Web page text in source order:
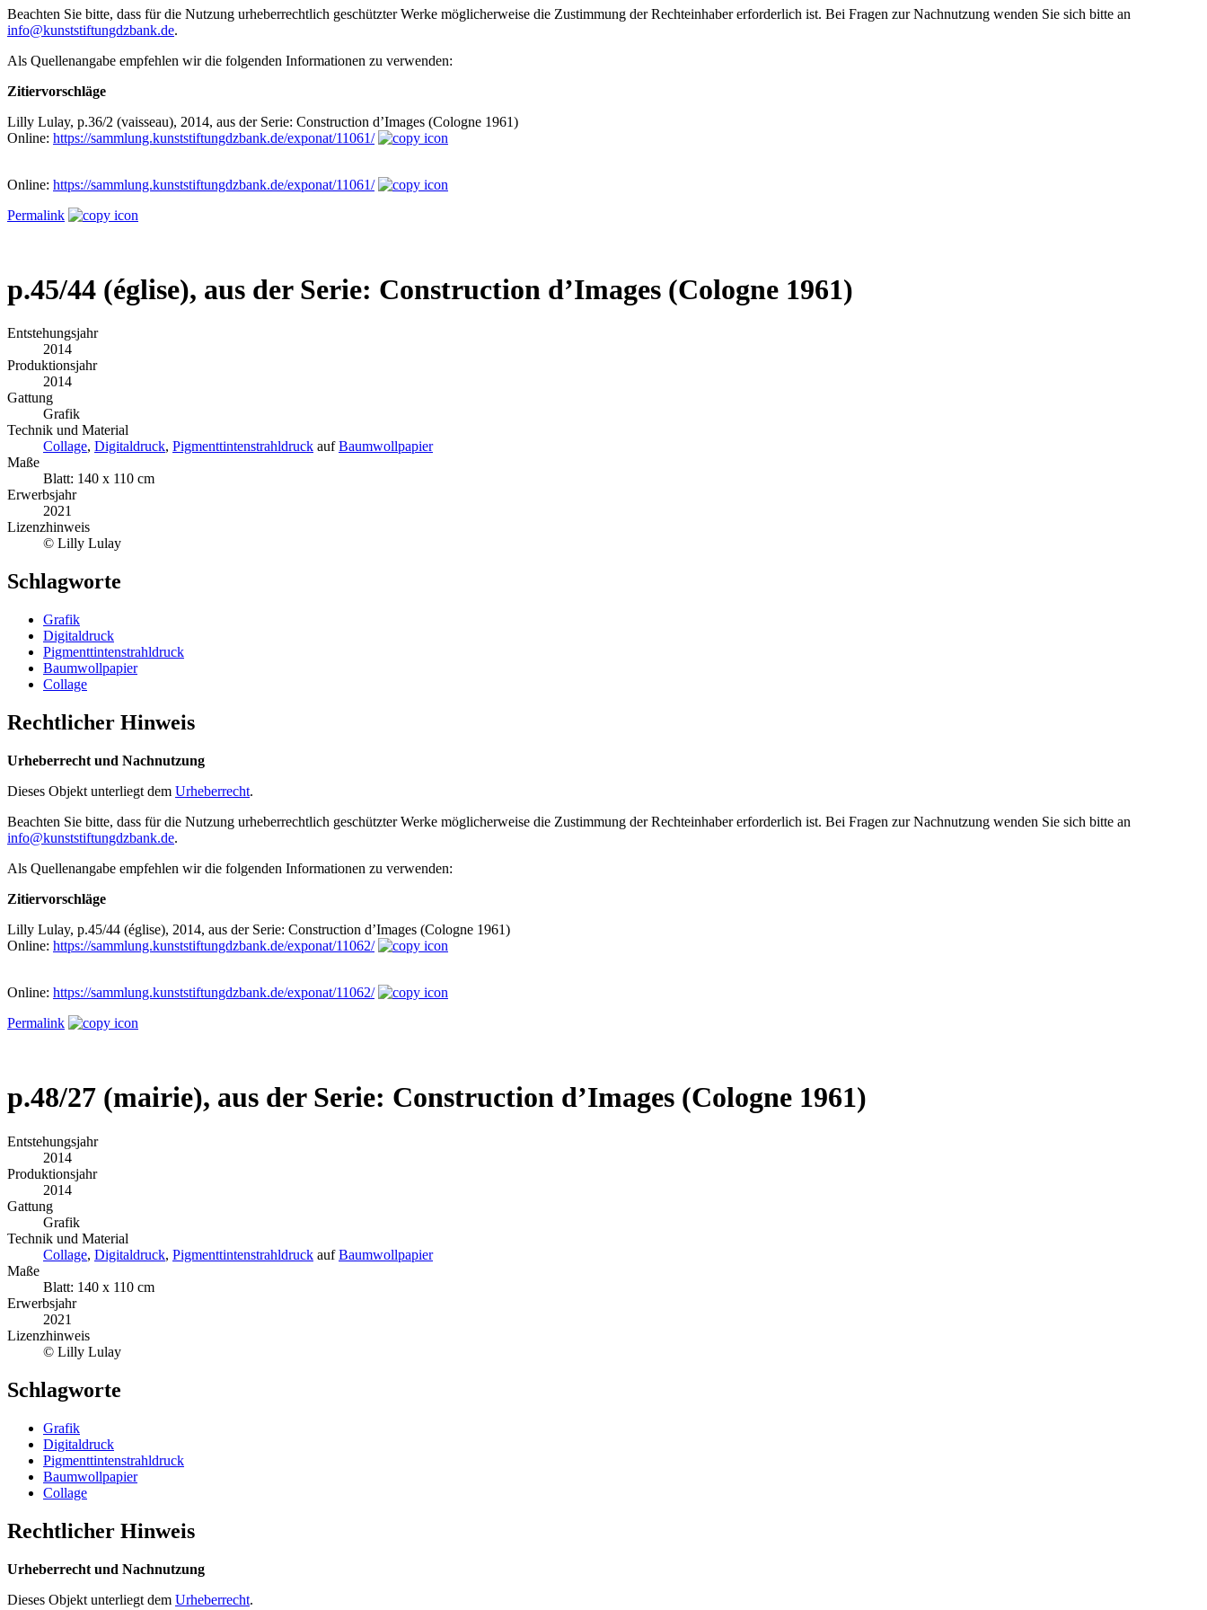
Beachten Sie bitte, dass für die Nutzung urheberrechtlich geschützter Werke möglicherweise die Zustimmung der Rechteinhaber erforderlich ist. Bei Fragen zur Nachnutzung wenden Sie sich bitte an
info@kunststiftungdzbank.de.
Als Quellenangabe empfehlen wir die folgenden Informationen zu verwenden:
Zitiervorschläge
Lilly Lulay, p.36/2 (vaisseau), 2014, aus der Serie: Construction d’Images (Cologne 1961)
Online: https://sammlung.kunststiftungdzbank.de/exponat/11061/
Online: https://sammlung.kunststiftungdzbank.de/exponat/11061/
Permalink
p.45/44 (église), aus der Serie: Construction d’Images (Cologne 1961)
Entstehungsjahr
2014
Produktionsjahr
2014
Gattung
Grafik
Technik und Material
Collage, Digitaldruck, Pigmenttintenstrahldruck aufBaumwollpapier
Maße
Blatt: 140 x 110 cm
Erwerbsjahr
2021
Lizenzhinweis
© Lilly Lulay
Schlagworte
Grafik
Digitaldruck
Pigmenttintenstrahldruck
Baumwollpapier
Collage
Rechtlicher Hinweis
Urheberrecht und Nachnutzung
Dieses Objekt unterliegt dem Urheberrecht.
Beachten Sie bitte, dass für die Nutzung urheberrechtlich geschützter Werke möglicherweise die Zustimmung der Rechteinhaber erforderlich ist. Bei Fragen zur Nachnutzung wenden Sie sich bitte an
info@kunststiftungdzbank.de.
Als Quellenangabe empfehlen wir die folgenden Informationen zu verwenden:
Zitiervorschläge
Lilly Lulay, p.45/44 (église), 2014, aus der Serie: Construction d’Images (Cologne 1961)
Online: https://sammlung.kunststiftungdzbank.de/exponat/11062/
Online: https://sammlung.kunststiftungdzbank.de/exponat/11062/
Permalink
p.48/27 (mairie), aus der Serie: Construction d’Images (Cologne 1961)
Entstehungsjahr
2014
Produktionsjahr
2014
Gattung
Grafik
Technik und Material
Collage, Digitaldruck, Pigmenttintenstrahldruck aufBaumwollpapier
Maße
Blatt: 140 x 110 cm
Erwerbsjahr
2021
Lizenzhinweis
© Lilly Lulay
Schlagworte
Grafik
Digitaldruck
Pigmenttintenstrahldruck
Baumwollpapier
Collage
Rechtlicher Hinweis
Urheberrecht und Nachnutzung
Dieses Objekt unterliegt dem Urheberrecht.